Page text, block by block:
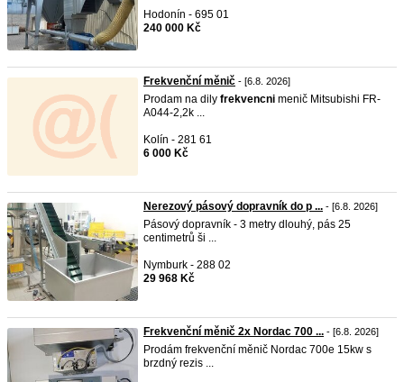
Hodonín - 695 01
240 000 Kč
Frekvenční měnič - [6.8. 2026]
Prodam na dily frekvencni menič Mitsubishi FR-
A044-2,2k ...
Kolín - 281 61
6 000 Kč
Nerezový pásový dopravník do p ... - [6.8. 2026]
Pásový dopravník - 3 metry dlouhý, pás 25
centimetrů ši ...
Nymburk - 288 02
29 968 Kč
Frekvenční měnič 2x Nordac 700 ... - [6.8. 2026]
Prodám frekvenční měnič Nordac 700e 15kw s
brzdný rezis ...